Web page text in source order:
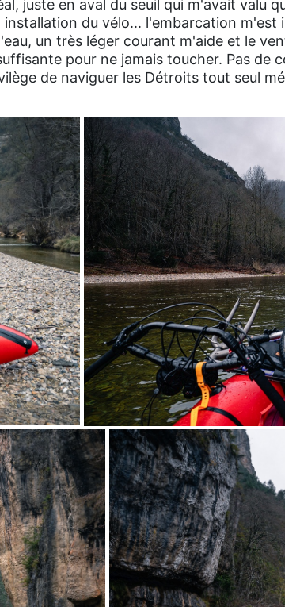
juste en aval du seuil qui m'avait valu
installation du vélo... l'embarcation m'est
un très léger courant m'aide et le
pour ne jamais toucher. Pas de
de naviguer les Détroits tout seul